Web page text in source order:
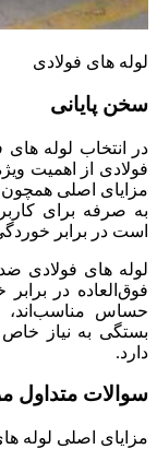
لوله ‌های فولادی
سخن پایانی
در انتخاب لوله‌ های
فولادی از اهمیت
مزایای اصلی همچون
به صرفه برای
است در برابر
لوله ‌های فولادی
فوق‌العاده در
حساس مناسب‌اند،
بستگی به نیاز
دارد.
سوالات متداول
مزایای اصلی لوله‌